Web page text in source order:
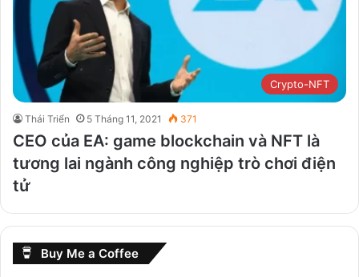
Crypto-NFT
Thái Triển 5 Tháng 11, 2021 371
CEO của EA: game blockchain và NFT là
tương lai ngành công nghiệp trò chơi điện
tử
Buy Me a Coffee